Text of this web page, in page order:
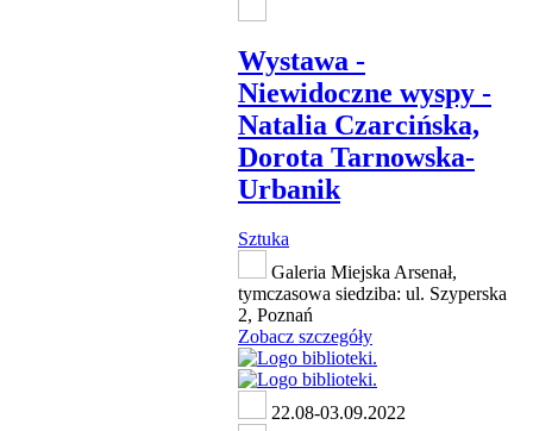
Wystawa -
Niewidoczne wyspy -
Natalia Czarcińska,
Dorota Tarnowska-
Urbanik
Sztuka
Galeria Miejska Arsenał,
tymczasowa siedziba: ul. Szyperska
2, Poznań
Zobacz szczegóły
22.08-03.09.2022